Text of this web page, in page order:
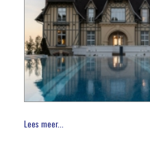
Lees meer...